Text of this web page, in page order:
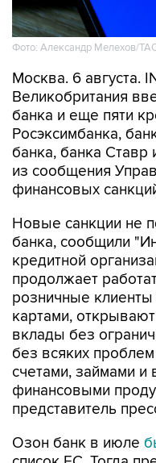
Фото: Александр Мелехов/
Москва. 6 августа.
Великобритания
банка и еще пяти
Росэксимбанка,
банка, банка Ставр
из сообщения
финансовых
Новые санкции не
банка, сообщили
кредитной
продолжает
розничные
картами,
вклады без
без всяких
счетами, займами и
финансовыми
представитель
Озон банк в июле